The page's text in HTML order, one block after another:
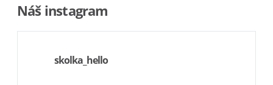
Náš instagram
skolka_hello